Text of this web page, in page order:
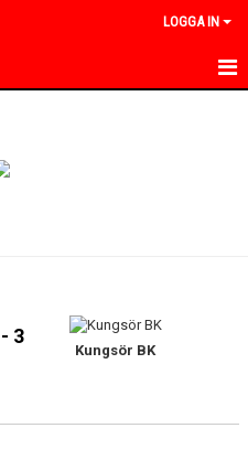
LOGGA IN
3
Kungsör BK